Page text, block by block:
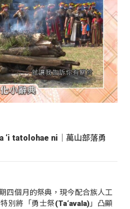
‘i tatolohae ni｜萬山部落勇
四個月的祭典，現今配合族人工
別將「勇士祭(Ta‘avala)」凸顯